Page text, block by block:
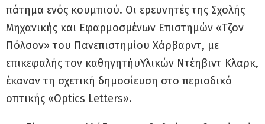
πάτημα ενός κουμπιού. Οι ερευνητές της Σχολής
Μηχανικής και Εφαρμοσμένων Επιστημών «Τζον
Πόλσον» του Πανεπιστημίου Χάρβαρντ, με
επικεφαλής τον καθηγητήυΥλικών Ντέηβιντ Κλαρκ,
έκαναν τη σχετική δημοσίευση στο περιοδικό
οπτικής «Optics Letters».